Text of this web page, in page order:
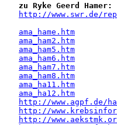
zu Ryke Geerd Hamer:
http://www.swr.de/
ama_hame.htm
ama_ham2.htm
ama_ham5.htm
ama_ham6.htm
ama_ham7.htm
ama_ham8.htm
ama_ha11.htm
ama_ha12.htm
http://www.agpf.de/
http://
http://